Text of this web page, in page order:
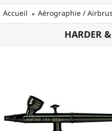
Accueil Aérographie /
TOPLINE
HANSA
HARDER